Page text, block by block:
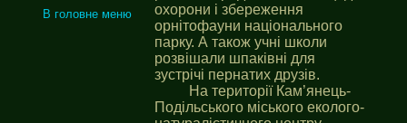
В головне меню
охорони і збереження
орнітофауни національного
парку. А також учні школи
розвішали шпаківні для
зустрічі пернатих друзів.
На території Кам’янець-
Подільського міського еколого-